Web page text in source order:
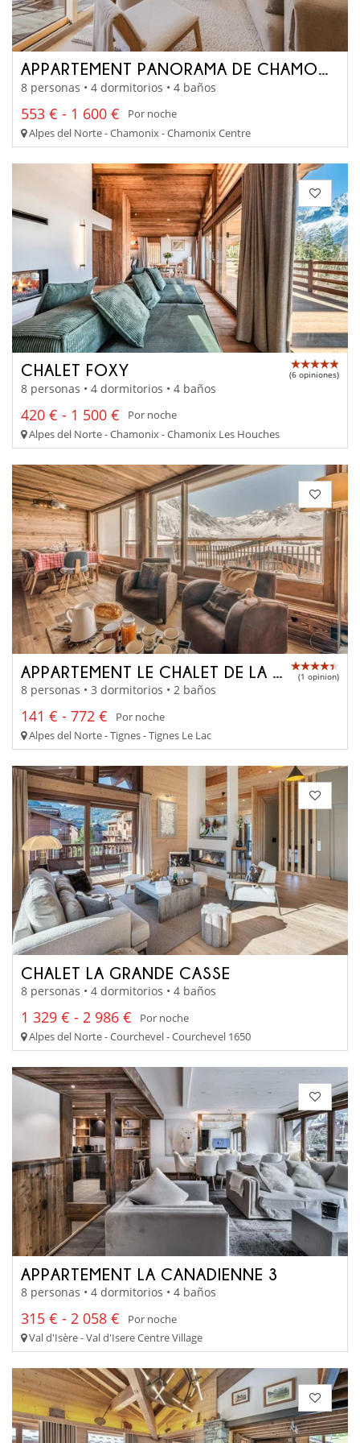
APPARTEMENT PANORAMA DE CHAMONIX
8 personas • 4 dormitorios • 4 baños
553 € - 1 600 €
Por noche
Alpes del Norte - Chamonix - Chamonix Centre
CHALET FOXY (6 opiniones)
8 personas • 4 dormitorios • 4 baños
420 € - 1 500 €
Por noche
Alpes del Norte - Chamonix - Chamonix Les Houches
APPARTEMENT LE CHALET DE LA GRANDE MOTTE (1 opinion)
8 personas • 3 dormitorios • 2 baños
141 € - 772 €
Por noche
Alpes del Norte - Tignes - Tignes Le Lac
CHALET LA GRANDE CASSE
8 personas • 4 dormitorios • 4 baños
1 329 € - 2 986 €
Por noche
Alpes del Norte - Courchevel - Courchevel 1650
APPARTEMENT LA CANADIENNE 3
8 personas • 4 dormitorios • 4 baños
315 € - 2 058 €
Por noche
Val d'Isère - Val d'Isere Centre Village